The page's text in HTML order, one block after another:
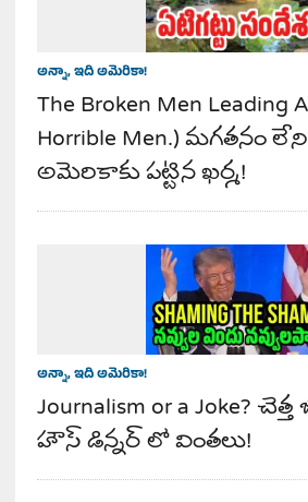
అన్నా, ఇది అమెరికా!
The Broken Men Leading
Horrible Men.) మగతనం
అమెరికాకు పట్టిన ఖర్మ!
అన్నా, ఇది అమెరికా!
Journalism or a Joke?
హౌస్ డిన్నర్ లో వింతలు!